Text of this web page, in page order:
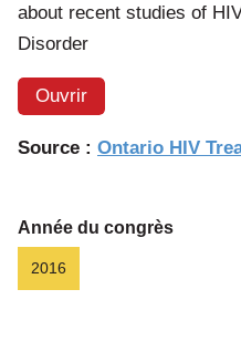
about recent studies of
Disorder
Ouvrir
Source : Ontario HIV
Année du congrès
2016